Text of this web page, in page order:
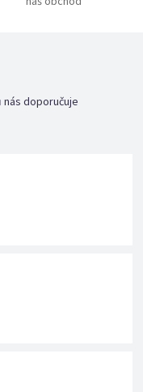
doporučuje